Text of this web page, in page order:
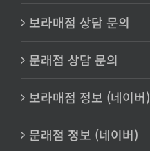
보라매점 상담 문의
문래점 상담 문의
보라매점 정보 (네이버)
문래점 정보 (네이버)